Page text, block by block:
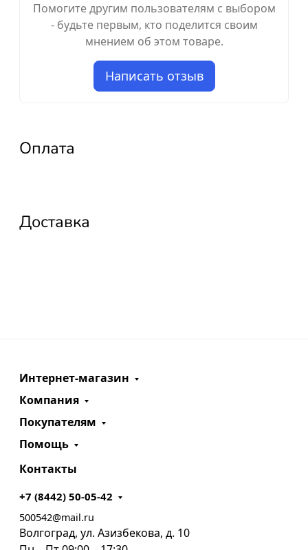
Помогите другим пользователям с выбором
- будьте первым, кто поделится своим
мнением об этом товаре.
Написать отзыв
Оплата
Доставка
Интернет-магазин
Компания
Покупателям
Помощь
Контакты
+7 (8442) 50-05-42
500542@mail.ru
Волгоград, ул. Азизбекова, д. 10